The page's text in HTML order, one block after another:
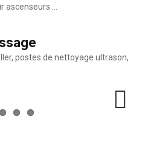
ascenseurs …
postes de nettoyage ultrason,